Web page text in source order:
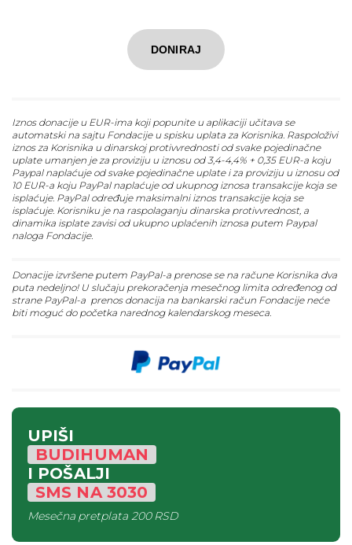
DONIRAJ
Iznos donacije u EUR-ima koji popunite u aplikaciji učitava se
automatski na sajtu Fondacije u spisku uplata za Korisnika. Raspoloživi
iznos za Korisnika u dinarskoj protivvrednosti od svake pojedinačne
uplate umanjen je za proviziju u iznosu od 3,4-4,4% + 0,35 EUR-a koju
Paypal naplaćuje od svake pojedinačne uplate i za proviziju u iznosu od
10 EUR-a koju PayPal naplaćuje od ukupnog iznosa transakcije koja se
isplaćuje. PayPal određuje maksimalni iznos transakcije koja se
isplaćuje. Korisniku je na raspolaganju dinarska protivvrednost, a
dinamika isplate zavisi od ukupno uplaćenih iznosa putem Paypal
naloga Fondacije.
Donacije izvršene putem PayPal-a prenose se na račune Korisnika dva
puta nedeljno! U slučaju prekoračenja mesečnog limita određenog od
strane PayPal-a prenos donacija na bankarski račun Fondacije neće
biti moguć do početka narednog kalendarskog meseca.
UPIŠI
BUDIHUMAN
I POŠALJI
SMS NA3030
Mesečna pretplata200 RSD